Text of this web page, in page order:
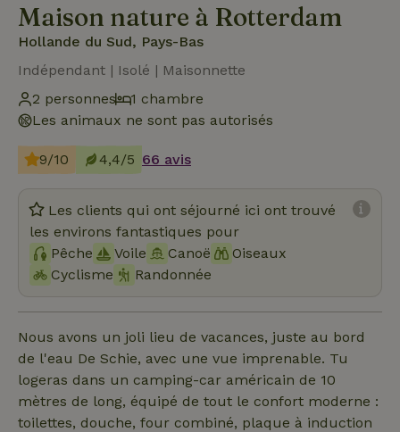
Maison nature à Rotterdam
Hollande du Sud, Pays-Bas
Indépendant | Isolé | Maisonnette
2 personnes
1 chambre
Les animaux ne sont pas autorisés
9/10 4,4/5 66 avis
Les clients qui ont séjourné ici ont trouvé
les environs fantastiques pour
Pêche
Voile Canoë
Oiseaux
Cyclisme
Randonnée
Nous avons un joli lieu de vacances, juste au bord
de l'eau De Schie, avec une vue imprenable. Tu
logeras dans un camping-car américain de 10
mètres de long, équipé de tout le confort moderne :
toilettes, douche, four combiné, plaque à induction